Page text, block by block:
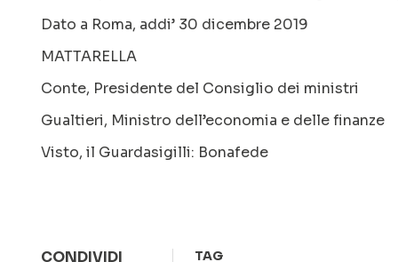
Dato a Roma, addi’ 30 dicembre 2019
MATTARELLA
Conte, Presidente del Consiglio dei ministri
Gualtieri, Ministro dell’economia e delle finanze
Visto, il Guardasigilli: Bonafede
CONDIVIDI TAG